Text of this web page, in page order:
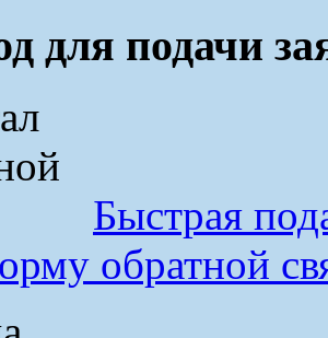
для подачи
Быстрая
обратной